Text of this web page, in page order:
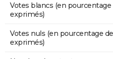
Votes blancs (en pourcentage
exprimés)
Votes nuls (en pourcentage
exprimés)